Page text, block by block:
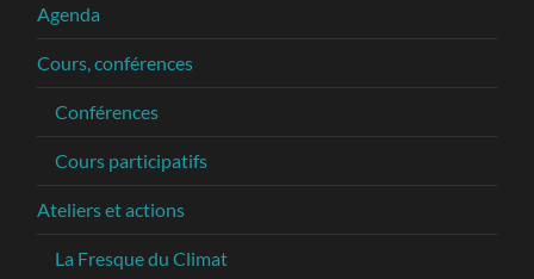
Agenda
Cours, conférences
Conférences
Cours participatifs
Ateliers et actions
La Fresque du Climat